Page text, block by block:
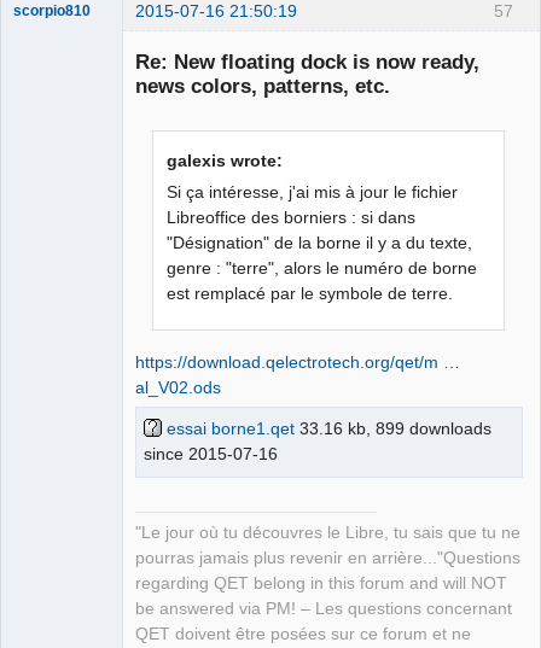
57
scorpio810 2015-07-16 21:50:19
Re: New floating dock is now ready,
news colors, patterns, etc.
galexis wrote:
Si ça intéresse, j'ai mis à jour le fichier
Libreoffice des borniers : si dans
"Désignation" de la borne il y a du texte,
genre : "terre", alors le numéro de borne
est remplacé par le symbole de terre.
https://download.qelectrotech.org/qet/m …
al_V02.ods
essai borne1.qet 33.16 kb, 899 downloads
since 2015-07-16
"Le jour où tu découvres le Libre, tu sais que tu ne
pourras jamais plus revenir en arrière..."Questions
regarding QET belong in this forum and will NOT
be answered via PM! – Les questions concernant
QET doivent être posées sur ce forum et ne